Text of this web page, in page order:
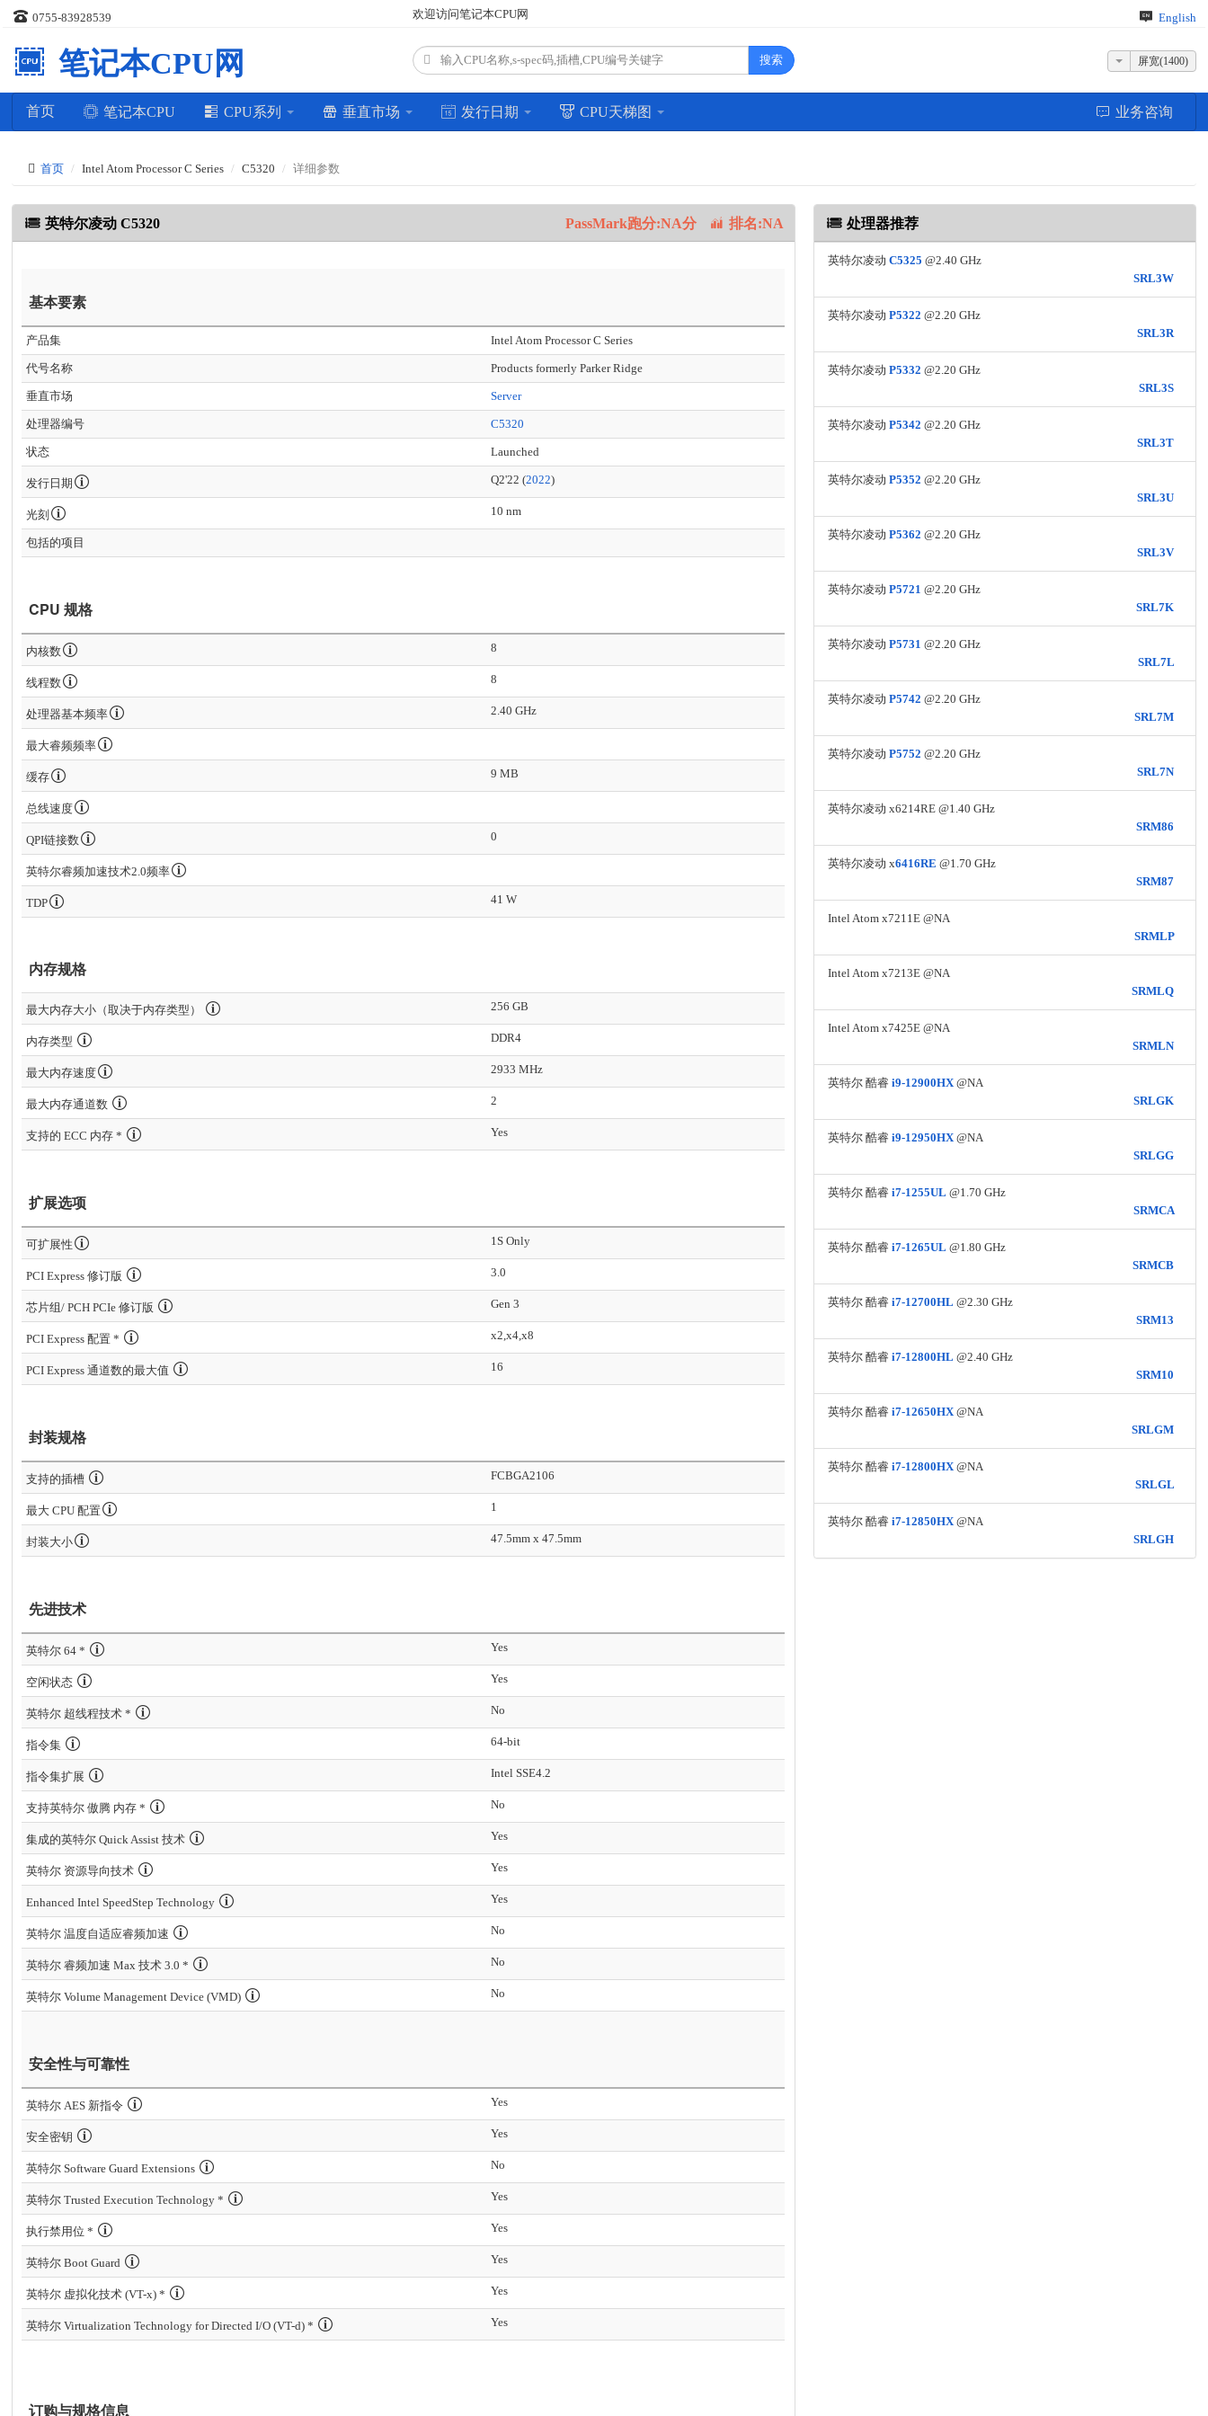
0755-83928539 欢迎访问笔记本CPU网 English
笔记本CPU网 搜索 屏宽(1400)
首页 笔记本CPU CPU系列 垂直市场 发行日期 CPU天梯图 业务咨询
首页 Intel Atom Processor C Series C5320 详细参数
英特尔凌动 C5320 PassMark跑分:NA分 排名:NA
基本要素
产品集 Intel Atom Processor C Series
代号名称 Products formerly Parker Ridge
垂直市场 Server
处理器编号 C5320
状态 Launched
发行日期 Q2'22 (2022)
光刻 10 nm
包括的项目
CPU 规格
内核数 8
线程数 8
处理器基本频率 2.40 GHz
最大睿频频率
缓存 9 MB
总线速度
QPI链接数 0
英特尔睿频加速技术2.0频率
TDP 41 W
内存规格
最大内存大小（取决于内存类型） 256 GB
内存类型 DDR4
最大内存速度 2933 MHz
最大内存通道数 2
支持的 ECC 内存 * Yes
扩展选项
可扩展性 1S Only
PCI Express 修订版 3.0
芯片组/ PCH PCIe 修订版 Gen 3
PCI Express 配置 * x2,x4,x8
PCI Express 通道数的最大值 16
封装规格
支持的插槽 FCBGA2106
最大 CPU 配置 1
封装大小 47.5mm x 47.5mm
先进技术
英特尔 64 * Yes
空闲状态 Yes
英特尔 超线程技术 * No
指令集 64-bit
指令集扩展 Intel SSE4.2
支持英特尔 傲腾 内存 * No
集成的英特尔 Quick Assist 技术 Yes
英特尔 资源导向技术 Yes
Enhanced Intel SpeedStep Technology Yes
英特尔 温度自适应睿频加速 No
英特尔 睿频加速 Max 技术 3.0 * No
英特尔 Volume Management Device (VMD) No
安全性与可靠性
英特尔 AES 新指令 Yes
安全密钥 Yes
英特尔 Software Guard Extensions No
英特尔 Trusted Execution Technology * Yes
执行禁用位 * Yes
英特尔 Boot Guard Yes
英特尔 虚拟化技术 (VT-x) * Yes
英特尔 Virtualization Technology for Directed I/O (VT-d) * Yes
订购与规格信息
处理器推荐
英特尔凌动 C5325 @2.40 GHz
SRL3W
英特尔凌动 P5322 @2.20 GHz
SRL3R
英特尔凌动 P5332 @2.20 GHz
SRL3S
英特尔凌动 P5342 @2.20 GHz
SRL3T
英特尔凌动 P5352 @2.20 GHz
SRL3U
英特尔凌动 P5362 @2.20 GHz
SRL3V
英特尔凌动 P5721 @2.20 GHz
SRL7K
英特尔凌动 P5731 @2.20 GHz
SRL7L
英特尔凌动 P5742 @2.20 GHz
SRL7M
英特尔凌动 P5752 @2.20 GHz
SRL7N
英特尔凌动 x6214RE @1.40 GHz
SRM86
英特尔凌动 x6416RE @1.70 GHz
SRM87
Intel Atom x7211E @NA
SRMLP
Intel Atom x7213E @NA
SRMLQ
Intel Atom x7425E @NA
SRMLN
英特尔 酷睿 i9-12900HX@NA
SRLGK
英特尔 酷睿 i9-12950HX@NA
SRLGG
英特尔 酷睿 i7-1255UL @1.70 GHz
SRMCA
英特尔 酷睿 i7-1265UL @1.80 GHz
SRMCB
英特尔 酷睿 i7-12700HL @2.30 GHz
SRM13
英特尔 酷睿 i7-12800HL @2.40 GHz
SRM10
英特尔 酷睿 i7-12650HX@NA
SRLGM
英特尔 酷睿 i7-12800HX@NA
SRLGL
英特尔 酷睿 i7-12850HX@NA
SRLGH